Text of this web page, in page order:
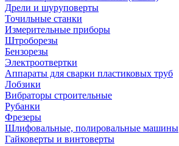
Дрели и шуруповерты
Точильные станки
Измерительные приборы
Штроборезы
Бензорезы
Электроотвертки
Аппараты для сварки пластиковых труб
Лобзики
Вибраторы строительные
Рубанки
Фрезеры
Шлифовальные, полировальные машины
Гайковерты и винтоверты